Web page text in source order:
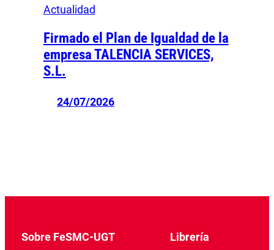
Actualidad
Firmado el Plan de Igualdad de la
empresa TALENCIA SERVICES,
S.L.
24/07/2026
Sobre FeSMC-UGT Librería